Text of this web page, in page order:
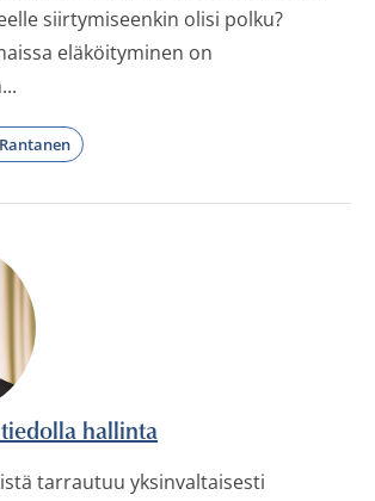
siirtymiseenkin olisi polku?
eläköityminen on
hallinta
tarrautuu yksinvaltaisesti